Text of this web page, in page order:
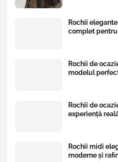
Rochii
complet
Rochii de
modelul
Rochii de
experiență
Rochii midi
moderne și